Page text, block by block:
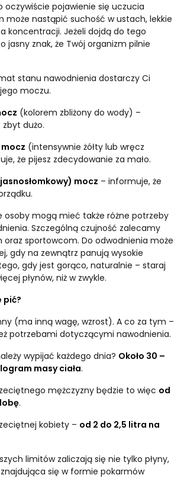
oczywiście pojawienie się uczucia
może nastąpić suchość w ustach, lekkie
koncentracji. Jeżeli dojdą do tego
jasny znak, że Twój organizm pilnie
stanu nawodnienia dostarczy Ci
moczu.
(kolorem zbliżony do wody) –
zbyt dużo.
(intensywnie żółty lub wręcz
że pijesz zdecydowanie za mało.
mocz – informuje, że
osoby mogą mieć także różne potrzeby
Szczególną czujność zalecamy
oraz sportowcom. Do odwodnienia może
gdy na zewnątrz panują wysokie
gdy jest gorąco, naturalnie – staraj
płynów, niż w zwykle.
pić?
(ma inną wagę, wzrost). A co za tym –
potrzebami dotyczącymi nawodnienia.
wypijać każdego dnia? Około 30 –
masy ciała.
mężczyzny będzie to więc od
.
kobiety – od 2 do 2,5 litra na
limitów zaliczają się nie tylko płyny,
się w formie pokarmów